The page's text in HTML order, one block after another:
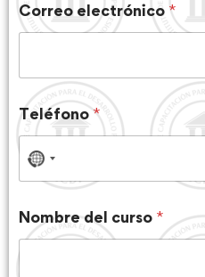
Correo electrónico *
Teléfono*
N
o
c
o
Nombre del curso *